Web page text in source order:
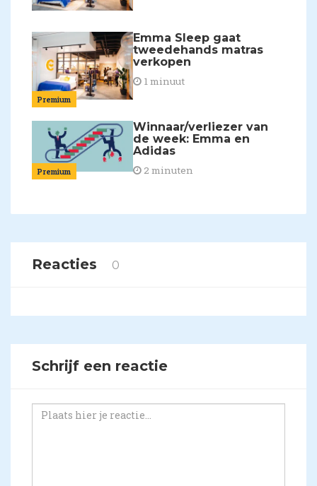
Premium
Emma Sleep gaat
tweedehands matras
verkopen
1 minuut
Premium
Winnaar/verliezer van
de week: Emma en
Adidas
2 minuten
Reacties 0
Schrijf een reactie